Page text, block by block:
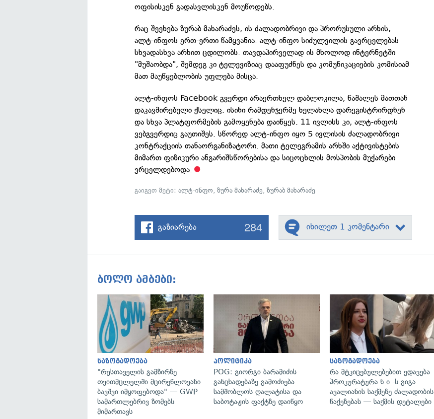
ოფისისკენ გადასვლისკენ მოუწოდებს.
რაც შეეხება ზურაბ მახარაძეს, ის ძალადობრივი და პრორუსული არხის,
ალტ-ინფოს ერთ-ერთი წამყვანია. ალტ-ინფო სიძულვილის გავრცელებას
სხვადასხვა არხით ცდილობს. თავდაპირველად ის მხოლოდ ინტერნეტში
"მუშაობდა", შემდეგ კი ტელევიზიაც დააფუძნეს და კომუნიკაციების კომისიამ
მათ მაუწყებლობის უფლება მისცა.
ალტ-ინფოს Facebook გვერდი არაერთხელ დაბლოკილა, წაშალეს მათთან
დაკავშირებული ქსელიც. ისინი რამდენჯერმე ხელახლა დარეგისტრირდნენ
და სხვა პლატფორმების გამოყენება დაიწყეს. 11 ივლისს კი, ალტ-ინფოს
ვებგვერდიც გაუთიშეს. სწორედ ალტ-ინფო იყო 5 ივლისის ძალადობრივი
კონტრაქციის თანაორგანიზატორი. მათი ტელეგრამის არხში აქტივისტების
მიმართ ფიზიკური ანგარიშსწორებისა და სიცოცხლის მოსპობის მუქარები
ვრცელდებოდა.
გაიგეთ მეტი:ალტ-ინფო,ზურა მახარაძე,ზურაბ მახარაძე
გაზიარება 284 იხილეთ 1 კომენტარი
ბოლო ამბები:
საზოგადოება
"რუსთაველის გამზირზე
თვითმცლელში მცირეწლოვანი
ბავშვი იმყოფებოდა" — GWP
სამართლებრივ ზომებს
მიმართავს
გადახედვა
პოლიტიკა
POG: გიორგი ბარამიძის
განცხადებაზე გამოძიება
სამშობლოს ღალატისა და
საბოტაჟის ფაქტზე დაიწყო
საზოგადოება
რა მტკიცებულებებით ედავება
პროკურატურა ნ.ი.-ს გიგა
ავალიანის საქმეზე ძალადობის
წაქეზებას — საქმის დეტალები